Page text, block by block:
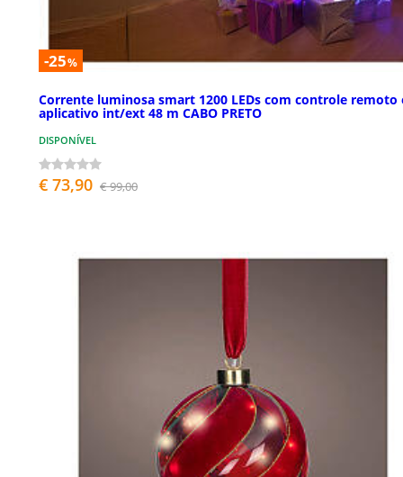
-25%
Corrente luminosa smart 1200 LEDs com controle remoto
aplicativo int/ext 48 m CABO PRETO
DISPONÍVEL
€ 73,90 € 99,00